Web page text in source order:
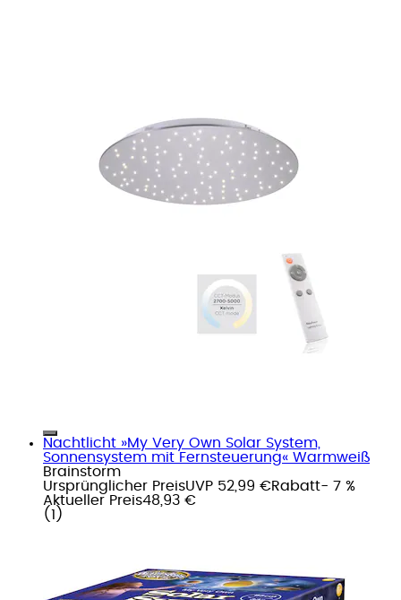
Nachtlicht »My Very Own Solar System,
Sonnensystem mit Fernsteuerung« Warmweiß
Brainstorm
Ursprünglicher PreisUVP 52,99 €Rabatt- 7 %
Aktueller Preis48,93 €
( 1 )